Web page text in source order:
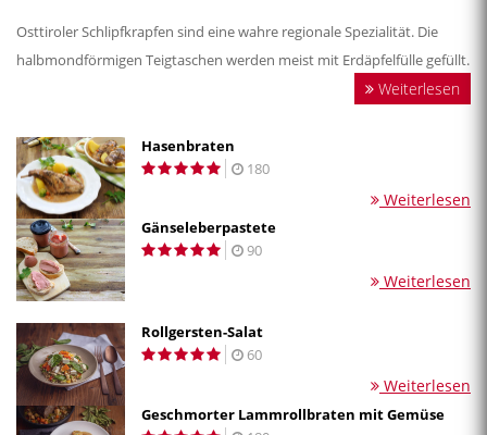
Osttiroler Schlipfkrapfen sind eine wahre regionale Spezialität. Die
halbmondförmigen Teigtaschen werden meist mit Erdäpfelfülle gefüllt.
Weiterlesen
Hasenbraten
180
Weiterlesen
Gänseleberpastete
90
Weiterlesen
Rollgersten-Salat
60
Weiterlesen
Geschmorter Lammrollbraten mit Gemüse